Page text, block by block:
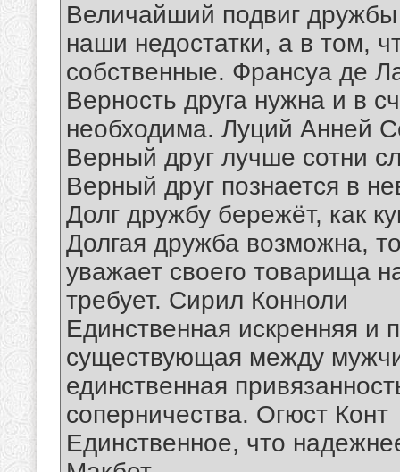
Величайший подвиг дружбы
наши недостатки, а в том,
собственные. Франсуа де
Верность друга нужна и в
необходима. Луций Анней
Верный друг лучше сотни
Верный друг познается в
Долг дружбу бережёт, как
Долгая дружба возможна,
уважает своего товарища
требует. Сирил Конноли
Единственная искренняя и
существующая между
единственная
соперничества. Огюст Конт
Единственное, что